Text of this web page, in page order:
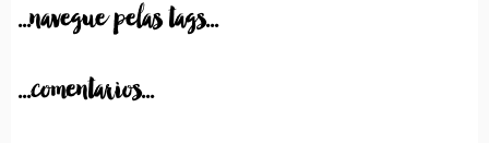
...navegue pelas tags...
...comentarios...